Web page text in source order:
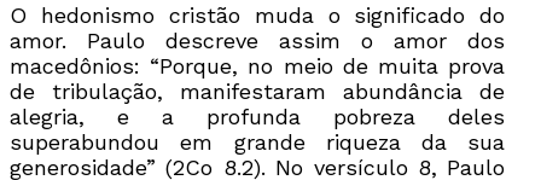
O hedonismo cristão muda o significado do
amor. Paulo descreve assim o amor dos
macedônios: “Porque, no meio de muita prova
de tribulação, manifestaram abundância de
alegria, e a profunda pobreza deles
superabundou em grande riqueza da sua
generosidade” (2Co 8.2). No versículo 8, Paulo